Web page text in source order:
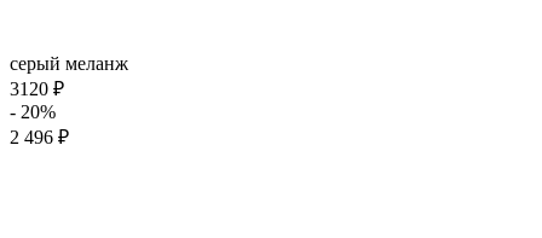
серый меланж
3120 ₽
- 20%
2 496 ₽